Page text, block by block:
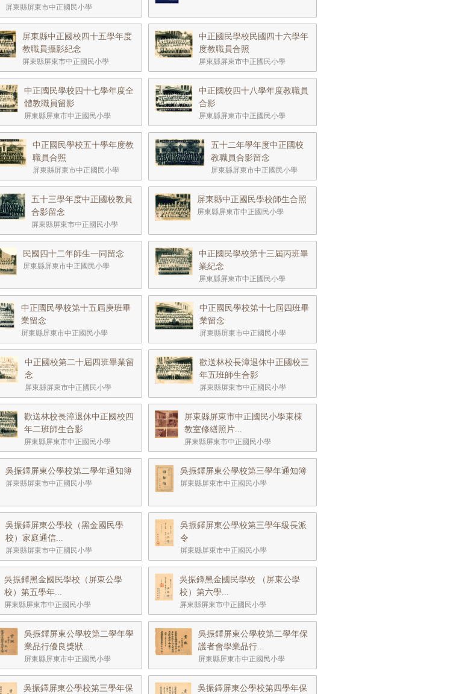
屏東縣屏東市中正國民小學
屏東縣中正國校四十五學年度
教職員攝影紀念
屏東縣屏東市中正國民小學
中正國民學校民國四十六學年
度教職員合照
屏東縣屏東市中正國民小學
中正國民學校四十七學年度全
體教職員留影
屏東縣屏東市中正國民小學
中正國校四十八學年度教職員
合影
屏東縣屏東市中正國民小學
中正國民學校五十學年度教
職員合照
屏東縣屏東市中正國民小學
五十二年學年度中正國校
教職員合影留念
屏東縣屏東市中正國民小學
五十三學年度中正國校教員
合影留念
屏東縣屏東市中正國民小學
屏東縣中正國民學校師生合照
屏東縣屏東市中正國民小學
民國四十二年師生一同留念
屏東縣屏東市中正國民小學
中正國民學校第十三屆丙班畢
業紀念
屏東縣屏東市中正國民小學
中正國民學校第十五屆庚班畢
業留念
屏東縣屏東市中正國民小學
中正國民學校第十七屆四班畢
業留念
屏東縣屏東市中正國民小學
中正國校第二十屆四班畢業留
念
屏東縣屏東市中正國民小學
歡送林校長漳退休中正國校三
年五班師生合影
屏東縣屏東市中正國民小學
歡送林校長漳退休中正國校四
年二班師生合影
屏東縣屏東市中正國民小學
屏東縣屏東市中正國民小學東棟
教室修繕照片...
屏東縣屏東市中正國民小學
吳振鐸屏東公學校第二學年通知簿
屏東縣屏東市中正國民小學
吳振鐸屏東公學校第三學年通知簿
屏東縣屏東市中正國民小學
吳振鐸屏東公學校（黑金國民學
校）家庭通信...
屏東縣屏東市中正國民小學
吳振鐸屏東公學校第三學年級長派
令
屏東縣屏東市中正國民小學
吳振鐸黑金國民學校（屏東公學
校）第五學年...
屏東縣屏東市中正國民小學
吳振鐸黑金國民學校 （屏東公學
校）第六學...
屏東縣屏東市中正國民小學
吳振鐸屏東公學校第二學年學
業品行優良獎狀...
屏東縣屏東市中正國民小學
吳振鐸屏東公學校第二學年保
護者會學業品行...
屏東縣屏東市中正國民小學
吳振鐸屏東公學校第三學年保
吳振鐸屏東公學校第四學年保